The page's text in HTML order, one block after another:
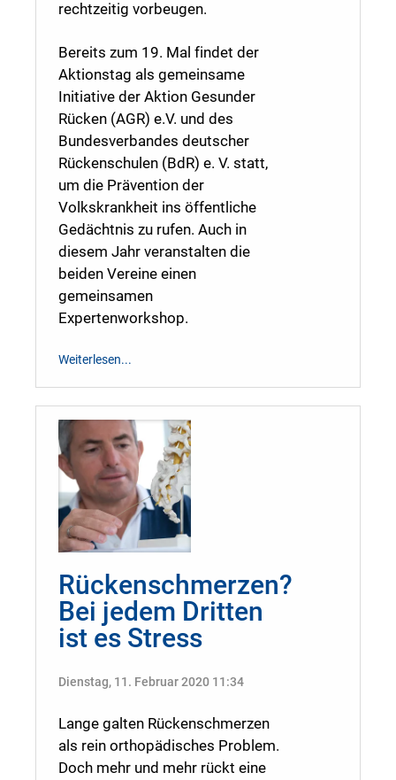
rechtzeitig vorbeugen.
Bereits zum 19. Mal findet der
Aktionstag als gemeinsame
Initiative der Aktion Gesunder
Rücken (AGR) e.V. und des
Bundesverbandes deutscher
Rückenschulen (BdR) e. V. statt,
um die Prävention der
Volkskrankheit ins öffentliche
Gedächtnis zu rufen. Auch in
diesem Jahr veranstalten die
beiden Vereine einen
gemeinsamen
Expertenworkshop.
Weiterlesen...
Rückenschmerzen?
Bei jedem Dritten
ist es Stress
Dienstag, 11. Februar 2020 11:34
Lange galten Rückenschmerzen
als rein orthopädisches Problem.
Doch mehr und mehr rückt eine